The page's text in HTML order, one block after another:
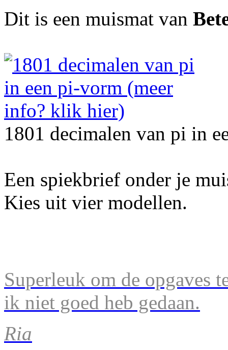
Dit is een muismat van
1801 decimalen van pi in
Een spiekbrief onder je
Kies uit vier modellen.
Superleuk om de opgaves
ik niet goed heb gedaan.
Ria